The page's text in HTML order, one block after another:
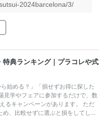
2024barcelona/3/
典ランキング｜プラコレや式
始める？」「損せずお得に探した
見学やフェアに参加するだけで、数
るキャンペーンがあります。 ただ
、比較せずに選ぶと損をしてしま